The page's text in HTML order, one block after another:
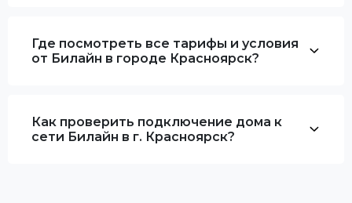
Где посмотреть все тарифы и условия
от Билайн в городе Красноярск?
Как проверить подключение дома к
сети Билайн в г. Красноярск?